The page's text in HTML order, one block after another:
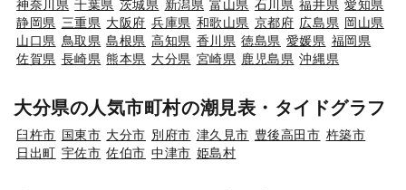
神奈川県 千葉県 茨城県 新潟県 富山県 石川県 福井県 愛知県
静岡県 三重県 大阪府 兵庫県 和歌山県 京都府 広島県 岡山県
山口県 鳥取県 島根県 高知県 香川県 徳島県 愛媛県 福岡県
佐賀県 長崎県 熊本県 大分県 宮崎県 鹿児島県 沖縄県
大分県の人気市町村の潮見表・タイドグラフ
臼杵市 国東市 大分市 別府市 津久見市 豊後高田市 杵築市
日出町 宇佐市 佐伯市 中津市 姫島村